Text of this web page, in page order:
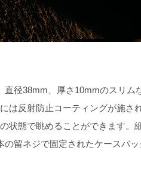
径38mm、厚さ10mmのスリム
は反射防止コーティングが施さ
状態で眺めることができます。
留ネジで固定されたケースバ